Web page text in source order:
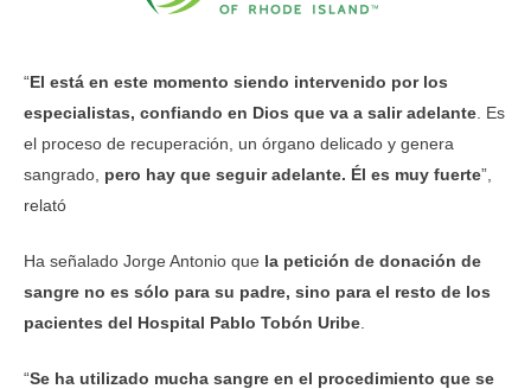
“El está en este momento siendo intervenido por los
especialistas, confiando en Dios que va a salir adelante . Es
el proceso de recuperación, un órgano delicado y genera
sangrado, pero hay que seguir adelante. Él es muy fuerte”,
relató
Ha señalado Jorge Antonio que la petición de donación de
sangre no es sólo para su padre, sino para el resto de los
pacientes del Hospital Pablo Tobón Uribe
“Se ha utilizado mucha sangre en el procedimiento que se